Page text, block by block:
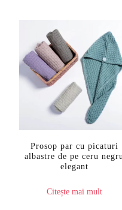
fi
alese
în
pagina
produsului.
Prosop par cu picaturi
albastre de pe ceru
elegant
Citește mai mult